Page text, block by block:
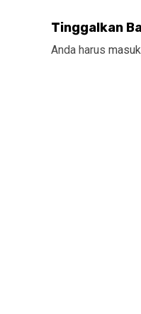
Tinggalkan
Anda harus masuk